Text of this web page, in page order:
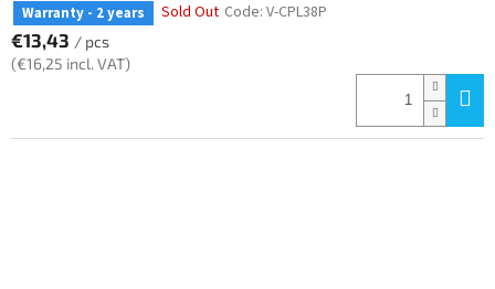
Warranty - 2 years Sold Out Code: V-CPL38P
€13,43 / pcs
(€16,25 incl. VAT)